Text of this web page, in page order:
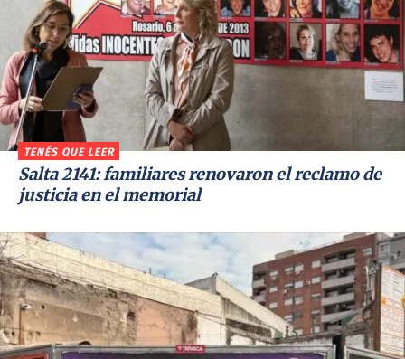
TENÉS QUE LEER
Salta 2141: familiares renovaron el reclamo de
justicia en el memorial